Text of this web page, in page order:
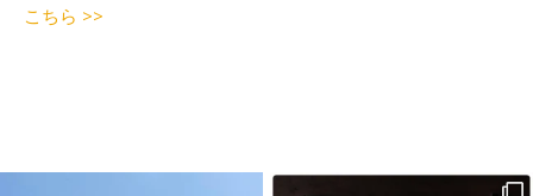
こちら >>